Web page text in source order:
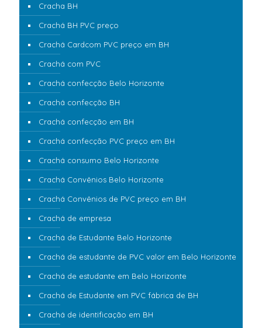
Cracha BH
Crachá BH PVC preço
Crachá Cardcom PVC preço em BH
Crachá com PVC
Crachá confecção Belo Horizonte
Crachá confecção BH
Crachá confecção em BH
Crachá confecção PVC preço em BH
Crachá consumo Belo Horizonte
Crachá Convênios Belo Horizonte
Crachá Convênios de PVC preço em BH
Crachá de empresa
Crachá de Estudante Belo Horizonte
Crachá de estudante de PVC valor em Belo Horizonte
Crachá de estudante em Belo Horizonte
Crachá de Estudante em PVC fábrica de BH
Crachá de identificação em BH